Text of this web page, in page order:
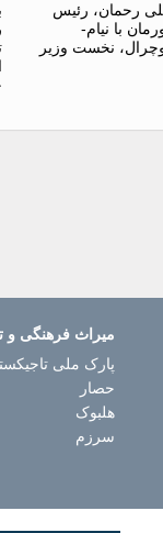
رحمان، رئیس
با نیام-
نخست وزیر
میراث فرهنگی و
پارک ملی
حصار
هلبوک
سرزم